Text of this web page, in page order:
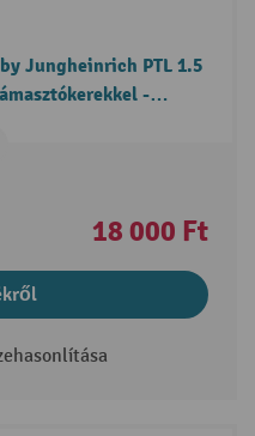
Jungheinrich PTL 1.5
-
18 000 Ft